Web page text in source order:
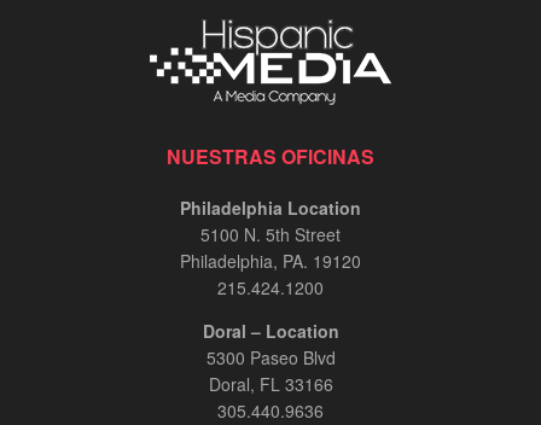
NUESTRAS OFICINAS
Philadelphia Location
5100 N. 5th Street
Philadelphia, PA. 19120
215.424.1200
Doral – Location
5300 Paseo Blvd
Doral, FL 33166
305.440.9636